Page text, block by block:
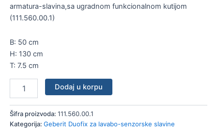
armatura-slavina,sa ugradnom funkcionalnom kutijom
(111.560.00.1)
B: 50 cm
H: 130 cm
T: 7.5 cm
Dodaj u korpu
Šifra proizvoda: 111.560.00.1
Kategorija: Geberit Duofix za lavabo-senzorske slavine